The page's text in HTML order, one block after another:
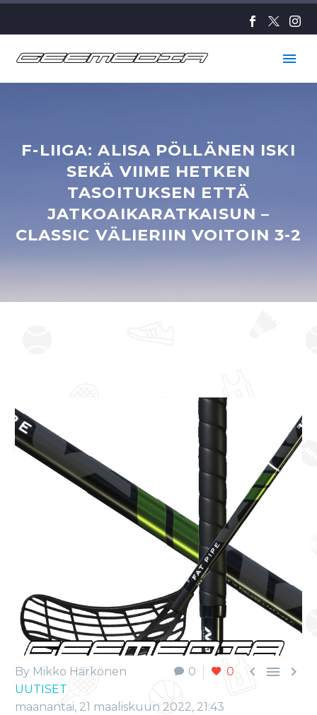
F-LIIGA: ALISA PÖLLÄNEN ISKI
SEKÄ VIIME HETKEN
TASOITUKSEN ETTÄ
JATKOAIKARATKAISUN –
CLASSIC VÄLIERIIN VOITOIN 3-2
0 0   
By Mikko Härkönen
UUTISET
maanantai, 21 maaliskuun 2022, 21:43